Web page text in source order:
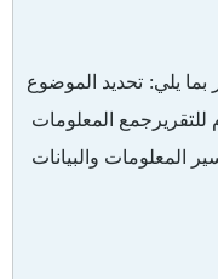
يلي: تحديد الموضوع
للتقرير جمع المعلومات
المعلومات والبيانات